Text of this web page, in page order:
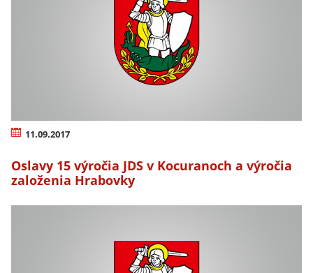
11.09.2017
Oslavy 15 výročia JDS v Kocuranoch a výročia
založenia Hrabovky